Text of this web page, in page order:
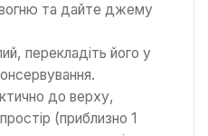
вогню та дайте джему
перекладіть його у
до верху,
(приблизно 1